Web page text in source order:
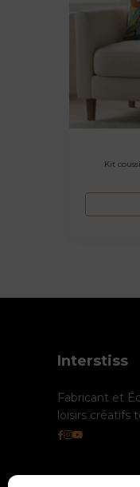
Kit
Interstiss
Fabricant et
loisirs créatifs